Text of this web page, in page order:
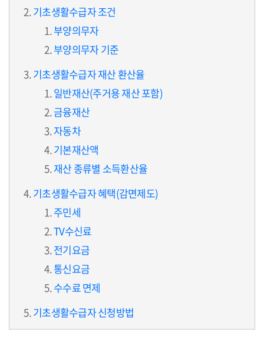
기초생활수급자 조건
부양의무자
부양의무자 기준
기초생활수급자 재산 환산율
일반재산(주거용 재산 포함)
금융재산
자동차
기본재산액
재산 종류별 소득환산율
기초생활수급자 혜택(감면제도)
주민세
TV수신료
전기요금
통신요금
수수료 면제
기초생활수급자 신청방법